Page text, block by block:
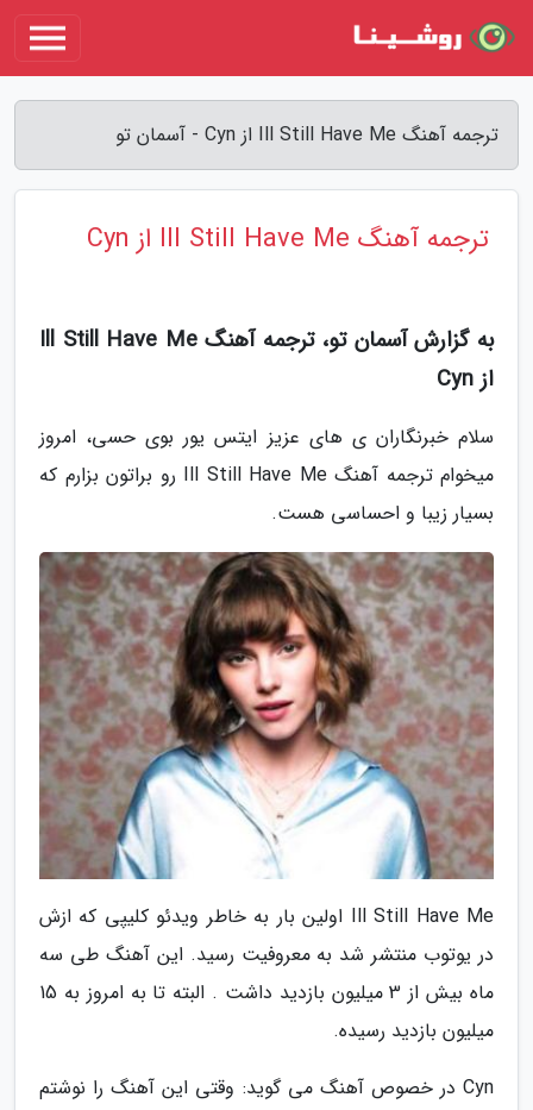
ترجمه آهنگ Ill Still Have Me از Cyn - آسمان تو
ترجمه آهنگ Ill Still Have Me از Cyn
به گزارش آسمان تو، ترجمه آهنگ Ill Still Have Me
از Cyn
سلام خبرنگاران ی های عزیز ایتس یور بوی حسی، امروز
میخوام ترجمه آهنگ Ill Still Have Me رو براتون بزارم که
بسیار زیبا و احساسی هست.
Ill Still Have Me اولین بار به خاطر ویدئو کلیپی که ازش
در یوتوب منتشر شد به معروفیت رسید. این آهنگ طی سه
ماه بیش از 3 میلیون بازدید داشت . البته تا به امروز به 15
میلیون بازدید رسیده.
Cyn در خصوص آهنگ می گوید: وقتی این آهنگ را نوشتم